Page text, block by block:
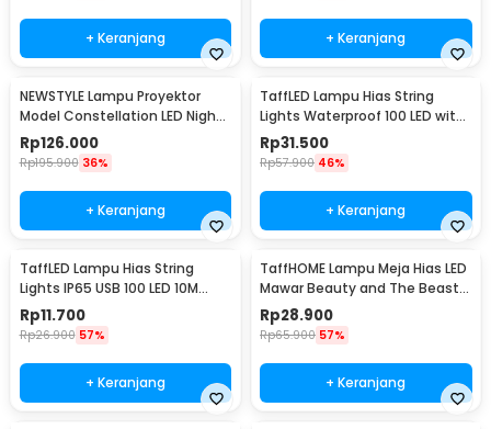
+ Keranjang + Keranjang
NEWSTYLE Lampu Proyektor
Model Constellation LED Night
Light 3W 5V - NL-USB
Rp126.000
Rp195.900 36%
+ Keranjang
TaffLED Lampu Hias String
Lights Waterproof 100 LED with
Solar Panel - M071
Rp31.500
Rp57.900 46%
+ Keranjang
TaffLED Lampu Hias String
Lights IP65 USB 100 LED 10M
Warm White - TDC-01
Rp11.700
Rp26.900 57%
+ Keranjang
TaffHOME Lampu Meja Hias LED
Mawar Beauty and The Beast
Warm White - AC01
Rp28.900
Rp65.900 57%
+ Keranjang